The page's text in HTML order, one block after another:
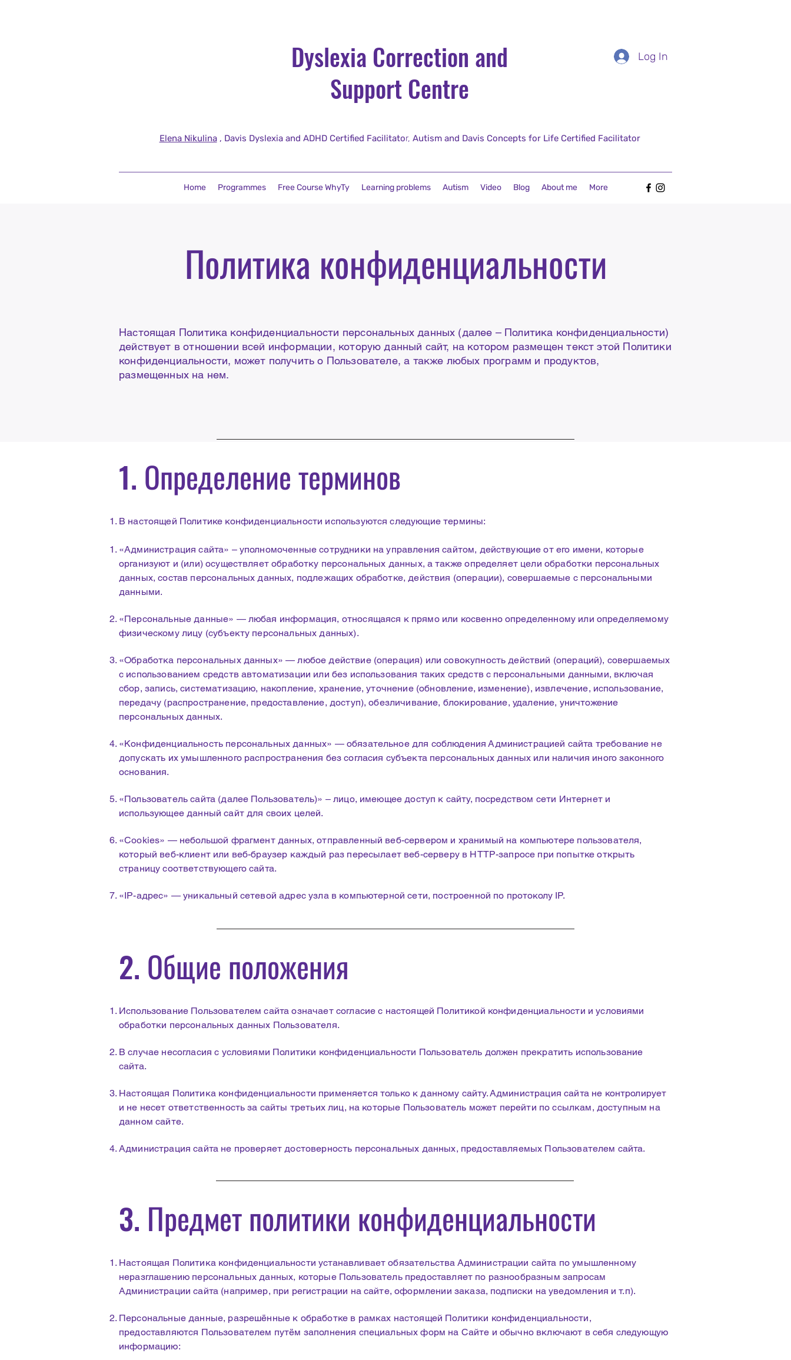
Dyslexia Correction and
Support Centre
Log In
Elena Nikulina, Davis Dyslexia and ADHD Certified Facilitator, Autism and Davis Concepts for Life Certified Facilitator
Home Programmes Free Course WhyTy Learning problems Autism Video Blog About me More
Политика конфиденциальности
Настоящая Политика конфиденциальности персональных данных (далее – Политика конфиденциальности)
действует в отношении всей информации, которую данный сайт, на котором размещен текст этой Политики
конфиденциальности, может получить о Пользователе, а также любых программ и продуктов,
размещенных на нем.
1. Определение терминов
В настоящей Политике конфиденциальности используются следующие термины:
«Администрация сайта» – уполномоченные сотрудники на управления сайтом, действующие от его имени, которые
организуют и (или) осуществляет обработку персональных данных, а также определяет цели обработки персональных
данных, состав персональных данных, подлежащих обработке, действия (операции), совершаемые с персональными
данными.
«Персональные данные» — любая информация, относящаяся к прямо или косвенно определенному или определяемому
физическому лицу (субъекту персональных данных).
«Обработка персональных данных» — любое действие (операция) или совокупность действий (операций), совершаемых
с использованием средств автоматизации или без использования таких средств с персональными данными, включая
сбор, запись, систематизацию, накопление, хранение, уточнение (обновление, изменение), извлечение, использование,
передачу (распространение, предоставление, доступ), обезличивание, блокирование, удаление, уничтожение
персональных данных.
«Конфиденциальность персональных данных» — обязательное для соблюдения Администрацией сайта требование не
допускать их умышленного распространения без согласия субъекта персональных данных или наличия иного законного
основания.
«Пользователь сайта (далее Пользователь)» – лицо, имеющее доступ к сайту, посредством сети Интернет и
использующее данный сайт для своих целей.
«Cookies» — небольшой фрагмент данных, отправленный веб-сервером и хранимый на компьютере пользователя,
который веб-клиент или веб-браузер каждый раз пересылает веб-серверу в HTTP-запросе при попытке открыть
страницу соответствующего сайта.
«IP-адрес» — уникальный сетевой адрес узла в компьютерной сети, построенной по протоколу IP.
2. Общие положения
Использование Пользователем сайта означает согласие с настоящей Политикой конфиденциальности и условиями
обработки персональных данных Пользователя.
В случае несогласия с условиями Политики конфиденциальности Пользователь должен прекратить использование
сайта.
Настоящая Политика конфиденциальности применяется только к данному сайту. Администрация сайта не контролирует
и не несет ответственность за сайты третьих лиц, на которые Пользователь может перейти по ссылкам, доступным на
данном сайте.
Администрация сайта не проверяет достоверность персональных данных, предоставляемых Пользователем сайта.
3. Предмет политики конфиденциальности
Настоящая Политика конфиденциальности устанавливает обязательства Администрации сайта по умышленному
неразглашению персональных данных, которые Пользователь предоставляет по разнообразным запросам
Администрации сайта (например, при регистрации на сайте, оформлении заказа, подписки на уведомления и т.п).
Персональные данные, разрешённые к обработке в рамках настоящей Политики конфиденциальности,
предоставляются Пользователем путём заполнения специальных форм на Сайте и обычно включают в себя следующую
информацию: